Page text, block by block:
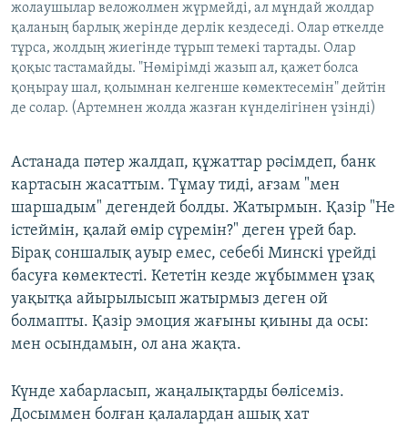
жолаушылар веложолмен жүрмейді, ал мұндай жолдар
қаланың барлық жерінде дерлік кездеседі. Олар өткелде
тұрса, жолдың жиегінде тұрып темекі тартады. Олар
қоқыс тастамайды. "Нөмірімді жазып ал, қажет болса
қоңырау шал, қолымнан келгенше көмектесемін" дейтін
де солар. (Артемнен жолда жазған күнделігінен үзінді)
Астанада пәтер жалдап, құжаттар рәсімдеп, банк
картасын жасаттым. Тұмау тиді, ағзам "мен
шаршадым" дегендей болды. Жатырмын. Қазір "Не
істеймін, қалай өмір сүремін?" деген үрей бар.
Бірақ соншалық ауыр емес, себебі Минскі үрейді
басуға көмектесті. Кететін кезде жұбыммен ұзақ
уақытқа айырылысып жатырмыз деген ой
болмапты. Қазір эмоция жағыны қиыны да осы:
мен осындамын, ол ана жақта.
Күнде хабарласып, жаңалықтарды бөлісеміз.
Досыммен болған қалалардан ашық хат